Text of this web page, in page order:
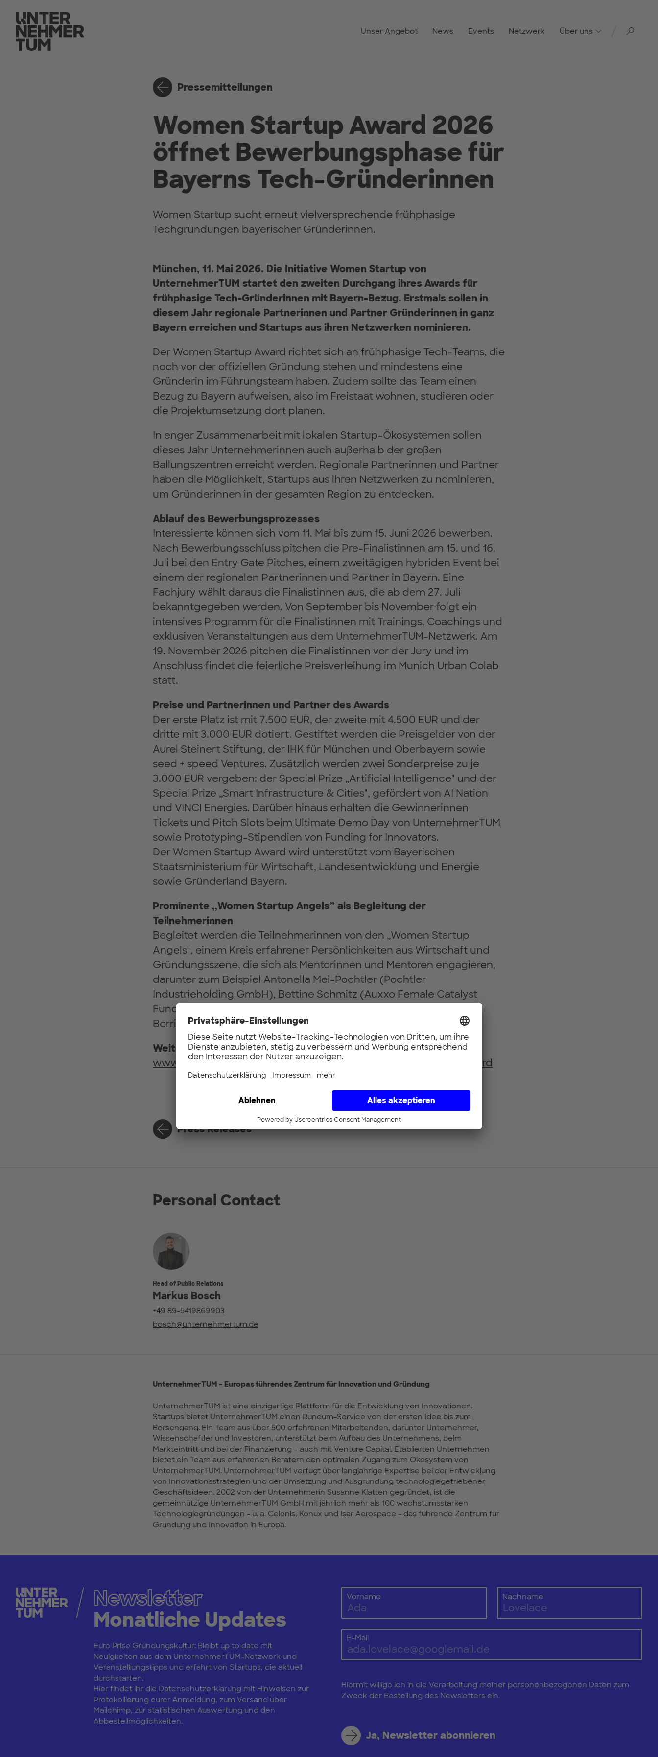
Unser Angebot News Events Netzwerk Über uns
Pressemitteilungen
Women Startup Award 2026
öffnet Bewerbungsphase für
Bayerns Tech-Gründerinnen
Women Startup sucht erneut vielversprechende frühphasige
Techgründungen bayerischer Gründerinnen.
München, 11. Mai 2026. Die Initiative Women Startup von
UnternehmerTUM startet den zweiten Durchgang ihres Awards für
frühphasige Tech-Gründerinnen mit Bayern-Bezug. Erstmals sollen in
diesem Jahr regionale Partnerinnen und Partner Gründerinnen in ganz
Bayern erreichen und Startups aus ihren Netzwerken nominieren.
Der Women Startup Award richtet sich an frühphasige Tech-Teams, die
noch vor der offiziellen Gründung stehen und mindestens eine
Gründerin im Führungsteam haben. Zudem sollte das Team einen
Bezug zu Bayern aufweisen, also im Freistaat wohnen, studieren oder
die Projektumsetzung dort planen.
In enger Zusammenarbeit mit lokalen Startup-Ökosystemen sollen
dieses Jahr Unternehmerinnen auch außerhalb der großen
Ballungszentren erreicht werden. Regionale Partnerinnen und Partner
haben die Möglichkeit, Startups aus ihren Netzwerken zu nominieren,
um Gründerinnen in der gesamten Region zu entdecken.
Ablauf des Bewerbungsprozesses
Interessierte können sich vom 11. Mai bis zum 15. Juni 2026 bewerben.
Nach Bewerbungsschluss pitchen die Pre-Finalistinnen am 15. und 16.
Juli bei den Entry Gate Pitches, einem zweitägigen hybriden Event bei
einem der regionalen Partnerinnen und Partner in Bayern. Eine
Fachjury wählt daraus die Finalistinnen aus, die ab dem 27. Juli
bekanntgegeben werden. Von September bis November folgt ein
intensives Programm für die Finalistinnen mit Trainings, Coachings und
exklusiven Veranstaltungen aus dem UnternehmerTUM-Netzwerk. Am
19. November 2026 pitchen die Finalistinnen vor der Jury und im
Anschluss findet die feierliche Preisverleihung im Munich Urban Colab
statt.
Preise und Partnerinnen und Partner des Awards
Der erste Platz ist mit 7.500 EUR, der zweite mit 4.500 EUR und der
dritte mit 3.000 EUR dotiert. Gestiftet werden die Preisgelder von der
Aurel Steinert Stiftung, der IHK für München und Oberbayern sowie
seed + speed Ventures. Zusätzlich werden zwei Sonderpreise zu je
3.000 EUR vergeben: der Special Prize „Artificial Intelligence" und der
Special Prize „Smart Infrastructure & Cities", gefördert von AI Nation
und VINCI Energies. Darüber hinaus erhalten die Gewinnerinnen
Tickets und Pitch Slots beim Ultimate Demo Day von UnternehmerTUM
sowie Prototyping-Stipendien von Funding for Innovators.
Der Women Startup Award wird unterstützt vom Bayerischen
Staatsministerium für Wirtschaft, Landesentwicklung und Energie
sowie Gründerland Bayern.
Prominente „Women Startup Angels” als Begleitung der
Teilnehmerinnen
Begleitet werden die Teilnehmerinnen von den „Women Startup
Angels", einem Kreis erfahrener Persönlichkeiten aus Wirtschaft und
Gründungsszene, die sich als Mentorinnen und Mentoren engagieren,
darunter zum Beispiel Antonella Mei-Pochtler (Pochtler
Industrieholding GmbH), Bettine Schmitz (Auxxo Female Catalyst
Fund), Helmut Schönenberger (UnternehmerTUM), Johannes von
Borries (UVC Partners) und Marlena Hien (BEARS WITH BENEFITS).
Weitere Informationen zum Award und zur Bewerbung:
www.unternehmertum.de/en/landingpages/women-startup-award
Press Releases
Personal Contact
Head of Public Relations
Markus Bosch
+49 89-5419869903
bosch@unternehmertum.de
UnternehmerTUM – Europas führendes Zentrum für Innovation und Gründung
UnternehmerTUM ist eine einzigartige Plattform für die Entwicklung von Innovationen.
Startups bietet UnternehmerTUM einen Rundum-Service von der ersten Idee bis zum
Börsengang. Ein Team aus über 500 erfahrenen Mitarbeitenden, darunter Unternehmer,
Wissenschaftler und Investoren, unterstützt beim Aufbau des Unternehmens, beim
Markteintritt und bei der Finanzierung – auch mit Venture Capital. Etablierten Unternehmen
bietet ein Team aus erfahrenen Beratern den optimalen Zugang zum Ökosystem von
UnternehmerTUM. UnternehmerTUM verfügt über langjährige Expertise bei der Entwicklung
von Innovationsstrategien und der Umsetzung und Ausgründung technologiegetriebener
Geschäftsideen. 2002 von der Unternehmerin Susanne Klatten gegründet, ist die
gemeinnützige UnternehmerTUM GmbH mit jährlich mehr als 100 wachstumsstarken
Technologiegründungen - u. a. Celonis, Konux und Isar Aerospace - das führende Zentrum für
Gründung und Innovation in Europa.
Newsletter
Monatliche Updates
Eure Prise Gründungskultur: Bleibt up to date mit
Neuigkeiten aus dem UnternehmerTUM-Netzwerk und
Veranstaltungstipps und erfahrt von Startups, die aktuell
durchstarten.
Hier findet ihr die Datenschutzerklärung mit Hinweisen zur
Protokollierung eurer Anmeldung, zum Versand über
Mailchimp, zur statistischen Auswertung und den
Abbestellmöglichkeiten.
Vorname Nachname
E-Mail
Hiermit willige ich in die Verarbeitung meiner personenbezogenen Daten zum
Zweck der Bestellung des Newsletters ein.
Ja, Newsletter abonnieren